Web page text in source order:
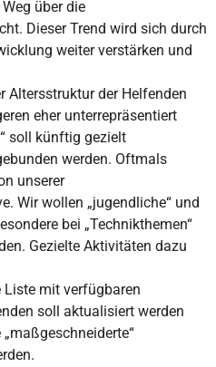
über die
Dieser Trend wird sich durch
weiter verstärken und
Altersstruktur der Helfenden
eher unterrepräsentiert
soll künftig gezielt
werden. Oftmals
unserer
Wir wollen „jugendliche“ und
bei „Technikthemen“
Gezielte Aktivitäten dazu
Liste mit verfügbaren
soll aktualisiert werden